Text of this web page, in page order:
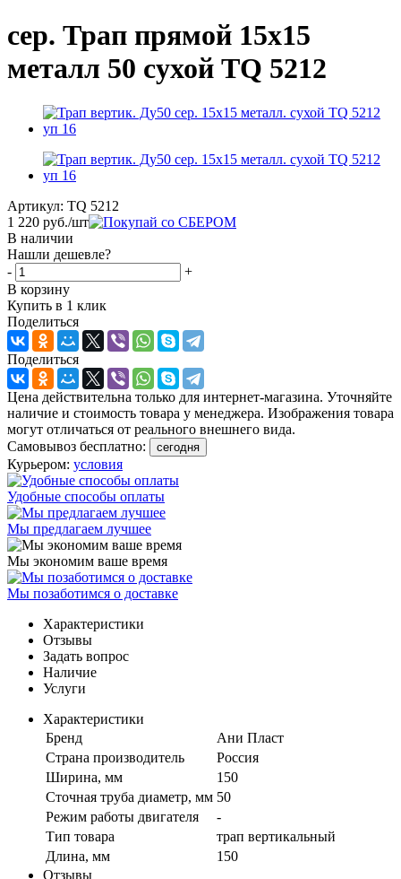
сер. Трап прямой 15х15
металл 50 сухой TQ 5212
Артикул: TQ 5212
1 220 руб./шт
В наличии
Нашли дешевле?
-
+
В корзину
Купить в 1 клик
Поделиться
Поделиться
Цена действительна только для интернет-магазина. Уточняйте
наличие и стоимость товара у менеджера. Изображения товара
могут отличаться от реального внешнего вида.
Самовывоз бесплатно:
сегодня
Курьером: условия
Удобные способы оплаты
Мы предлагаем лучшее
Мы экономим ваше время
Мы позаботимся о доставке
Характеристики
Отзывы
Задать вопрос
Наличие
Услуги
Характеристики
Бренд
Ани Пласт
Страна производитель
Россия
Ширина, мм
150
Сточная труба диаметр, мм 50
Режим работы двигателя
-
Тип товара
трап вертикальный
Длина, мм
150
Отзывы